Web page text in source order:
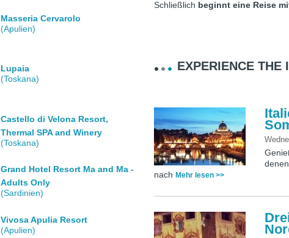
Schließlich beginnt eine Reise
EXPERIENCE THE
nach Mehr lesen >>
Masseria Cervarolo
(Apulien)
Lupaia
(Toskana)
Castello di Velona Resort,
Thermal SPA and Winery
(Toskana)
Grand Hotel Resort Ma and Ma -
Adults Only
(Sardinien)
Vivosa Apulia Resort
(Apulien)